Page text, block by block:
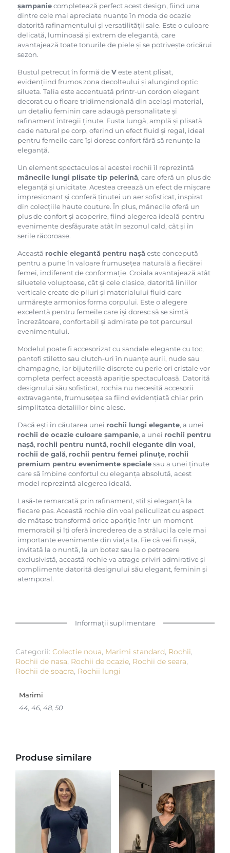
șampaniecompletează perfect acest design, fiind una
dintre cele mai apreciate nuanțe în moda de ocazie
datorită rafinamentului și versatilității sale. Este o culoare
delicată, luminoasă și extrem de elegantă, care
avantajează toate tonurile de piele și se potrivește oricărui
sezon.
Bustul petrecut în formă deVeste atent plisat,
evidențiind frumos zona decolteului și alungind optic
silueta. Talia este accentuată printr-un cordon elegant
decorat cu o floare tridimensională din același material,
un detaliu feminin care adaugă personalitate și
rafinament întregii ținute. Fusta lungă, amplă și plisată
cade natural pe corp, oferind un efect fluid și regal, ideal
pentru femeile care își doresc confort fără să renunțe la
eleganță.
Un element spectaculos al acestei rochii îl reprezintă
mânecile lungi plisate tip pelerină, care oferă un plus de
eleganță și unicitate. Acestea creează un efect de mișcare
impresionant și conferă ținutei un aer sofisticat, inspirat
din colecțiile haute couture. În plus, mânecile oferă un
plus de confort și acoperire, fiind alegerea ideală pentru
evenimente desfășurate atât în sezonul cald, cât și în
serile răcoroase.
Această rochie elegantă pentru nașă este concepută
pentru a pune în valoare frumusețea naturală a fiecărei
femei, indiferent de conformație. Croiala avantajează atât
siluetele voluptoase, cât și cele clasice, datorită liniilor
verticale create de pliuri și materialului fluid care
urmărește armonios forma corpului. Este o alegere
excelentă pentru femeile care își doresc să se simtă
încrezătoare, confortabil și admirate pe tot parcursul
evenimentului.
Modelul poate fi accesorizat cu sandale elegante cu toc,
pantofi stiletto sau clutch-uri în nuanțe aurii, nude sau
champagne, iar bijuteriile discrete cu perle ori cristale vor
completa perfect această apariție spectaculoasă. Datorită
designului său sofisticat, rochia nu necesită accesorii
extravagante, frumusețea sa fiind evidențiată chiar prin
simplitatea detaliilor bine alese.
Dacă ești în căutarea unei rochii lungi elegante, a unei
rochii de ocazie culoare șampanie, a unei rochii pentru
nașă, rochii pentru nuntă, rochii elegante din voal,
rochii de gală, rochii pentru femei plinuțe, rochii
premium pentru evenimente specialesau a unei ținute
care să îmbine confortul cu eleganța absolută, acest
model reprezintă alegerea ideală.
Lasă-te remarcată prin rafinament, stil și eleganță la
fiecare pas. Această rochie din voal peliculizat cu aspect
de mătase transformă orice apariție într-un moment
memorabil și îți oferă încrederea de a străluci la cele mai
importante evenimente din viața ta. Fie că vei fi nașă,
invitată la o nuntă, la un botez sau la o petrecere
exclusivistă, această rochie va atrage priviri admirative și
complimente datorită designului său elegant, feminin și
atemporal.
Informații suplimentare
Categorii: Colectie noua, Marimi standard, Rochii,
Rochii de nasa, Rochii de ocazie, Rochii de seara,
Rochii de soacra, Rochii lungi
Marimi
44, 46, 48, 50
Produse similare